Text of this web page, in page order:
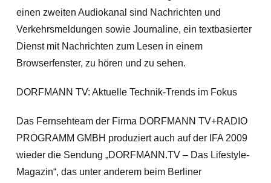
einen zweiten Audiokanal sind Nachrichten und
Verkehrsmeldungen sowie Journaline, ein textbasierter
Dienst mit Nachrichten zum Lesen in einem
Browserfenster, zu hören und zu sehen.
DORFMANN TV: Aktuelle Technik-Trends im Fokus
Das Fernsehteam der Firma DORFMANN TV+RADIO
PROGRAMM GMBH produziert auch auf der IFA 2009
wieder die Sendung „DORFMANN.TV – Das Lifestyle-
Magazin“, das unter anderem beim Berliner